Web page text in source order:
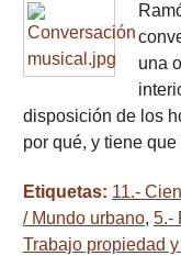
una
disposición de los
por qué, y tiene
Etiquetas: 11.-
/ Mundo urbano, 5.-
Trabajo propiedad